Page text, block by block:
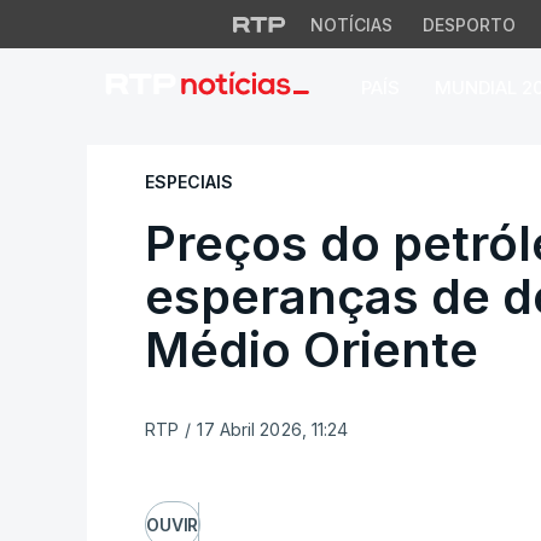
NOTÍCIAS DESPORTO
Preços do
ESPECIAIS
Preços do
esperanças de
Médio Oriente
RTP / 17 Abril 2026, 11:24
OUVIR